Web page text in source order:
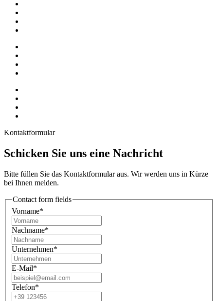
Kontaktformular
Schicken Sie uns eine Nachricht
Bitte füllen Sie das Kontaktformular aus. Wir werden uns in Kürze
bei Ihnen melden.
Contact form fields
Vorname*
Nachname*
Unternehmen*
E-Mail*
Telefon*